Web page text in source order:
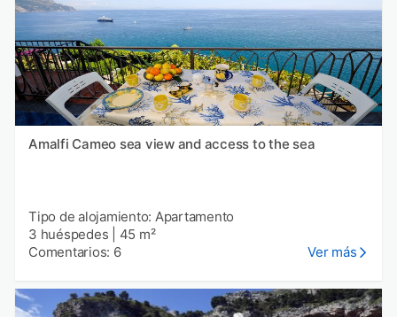
Amalfi Cameo sea view and access to the sea
Tipo de alojamiento: Apartamento
3 huéspedes
45 m²
Comentarios: 6
Ver más